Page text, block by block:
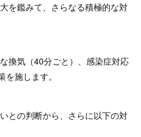
を鑑みて、さらなる積極的な対
換気（40分ごと）、感染症対応
施します。
との判断から、さらに以下の対